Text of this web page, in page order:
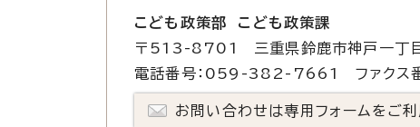
こども政策部 こども政策課
〒513-8701 三重県鈴鹿市神戸一丁
電話番号：059-382-7661 ファク
お問い合わせは専用フォームをご利